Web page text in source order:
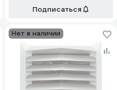
Подписаться
Нет в наличии